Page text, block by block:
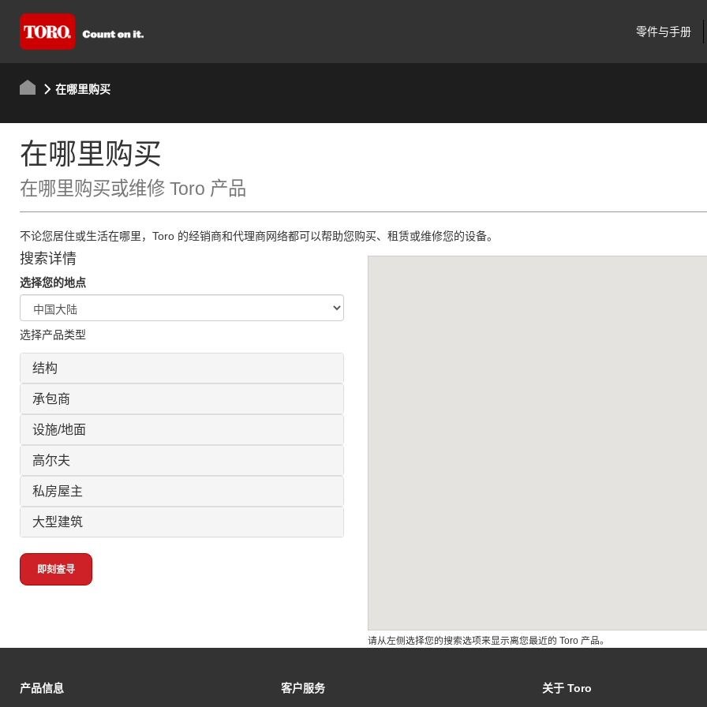
零件与手册
在哪里购买
在哪里购买
在哪里购买或维修 Toro 产品
不论您居住或生活在哪里，Toro 的经销商和代理商网络都可以帮助您购买、租赁或维修您的设备。
搜索详情
选择您的地点
选择产品类型
结构
承包商
设施/地面
高尔夫
私房屋主
大型建筑
即刻查寻
请从左侧选择您的搜索选项来显示离您最近的 Toro 产品。
产品信息 客户服务 关于 Toro